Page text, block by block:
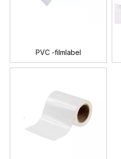
PVC -filmlabel